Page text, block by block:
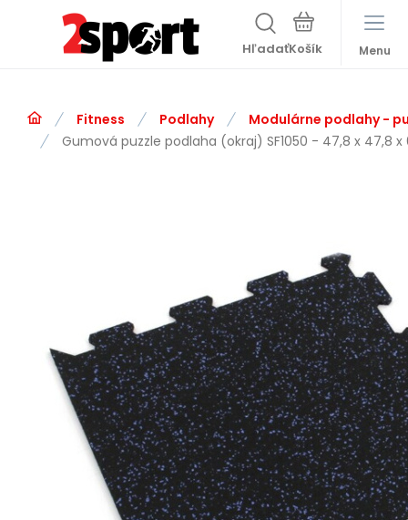
Hľadať Menu
Fitness Podlahy
Modulárne podlahy -
Gumová puzzle podlaha (okraj) SF1050 - 47,8 x 47,8